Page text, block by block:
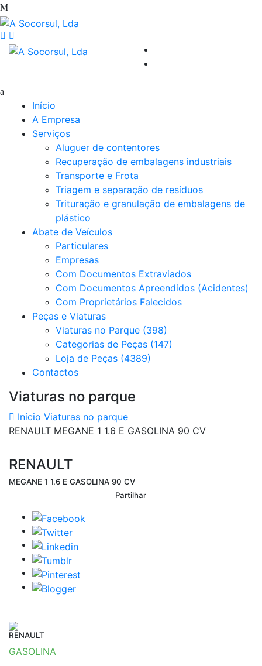
Início
A Empresa
Serviços
Aluguer de contentores
Recuperação de embalagens industriais
Transporte e Frota
Triagem e separação de resíduos
Trituração e granulação de embalagens de
plástico
Abate de Veículos
Particulares
Empresas
Com Documentos Extraviados
Com Documentos Apreendidos (Acidentes)
Com Proprietários Falecidos
Peças e Viaturas
Viaturas no Parque (398)
Categorias de Peças (147)
Loja de Peças (4389)
Contactos
Viaturas no parque
Início Viaturas no parque
RENAULT MEGANE 1 1.6 E GASOLINA 90 CV
RENAULT
MEGANE 1 1.6 E GASOLINA 90 CV
Partilhar
RENAULT
GASOLINA